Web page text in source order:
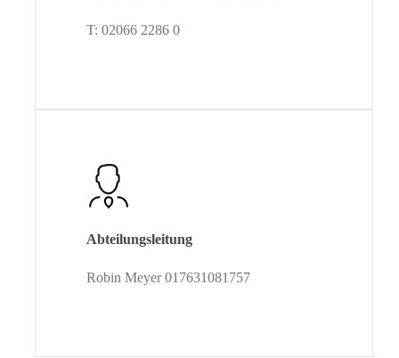
T: 02066 2286 0
Abteilungsleitung
Robin Meyer 017631081757